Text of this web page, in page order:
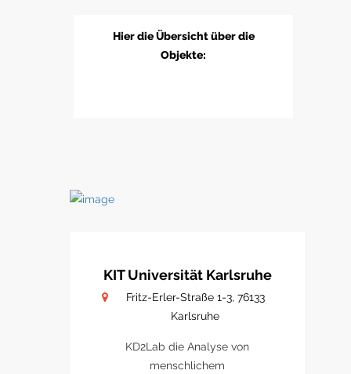
Hier die Übersicht über die
Objekte:
KIT Universität Karlsruhe
Fritz-Erler-Straße 1-3, 76133
Karlsruhe
KD2Lab die Analyse von
menschlichem